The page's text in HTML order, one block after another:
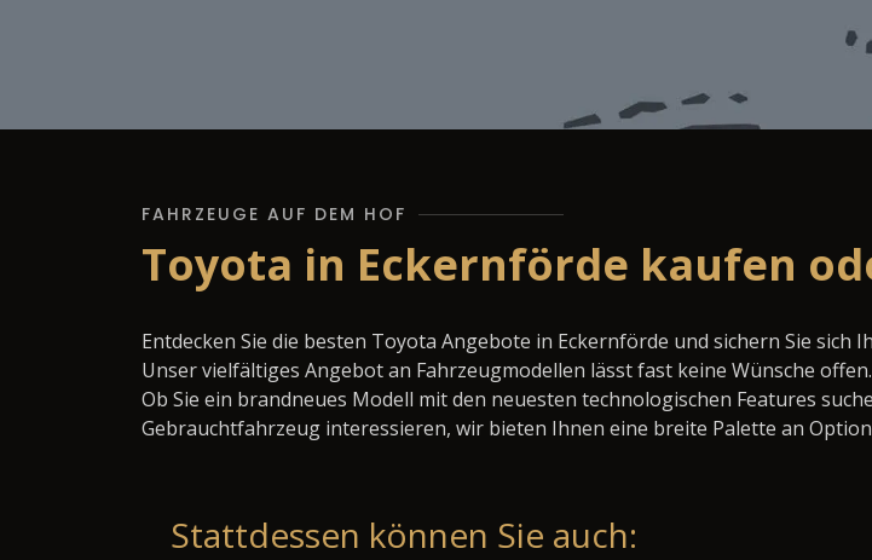
FAHRZEUGE AUF DEM HOF
Toyota in Eckernförde kaufen
Entdecken Sie die besten Toyota Angebote in Eckernförde und sichern Sie sich
Unser vielfältiges Angebot an Fahrzeugmodellen lässt fast keine Wünsche offen.
Ob Sie ein brandneues Modell mit den neuesten technologischen Features
Gebrauchtfahrzeug interessieren, wir bieten Ihnen eine breite Palette an
Stattdessen können Sie auch: